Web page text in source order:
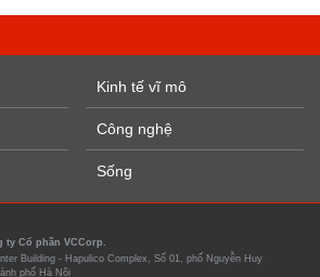
Kinh tế vĩ mô
Công nghệ
Sống
ty Cổ phần VCCorp.
Building - Hapulico Complex, Số 01, phố Nguyễn Huy
phố Hà Nội